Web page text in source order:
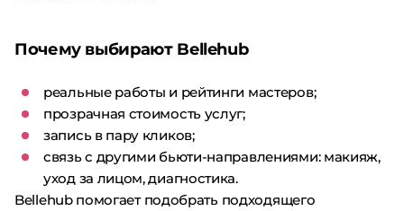
Почему выбирают Bellehub
реальные работы и рейтинги мастеров;
прозрачная стоимость услуг;
запись в пару кликов;
связь с другими бьюти-направлениями: макияж,
уход за лицом, диагностика.
Bellehub помогает подобрать подходящего